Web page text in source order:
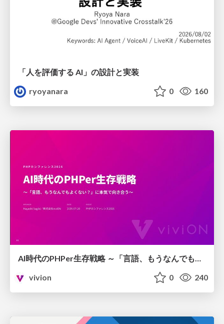
「人を評価する AI」の 設計と実装
ryoyanara
0 160
AI時代のPHPer生存戦略 ～「言語、もうなんでもよくない？」に本気で向き合う～
vivion
0 240